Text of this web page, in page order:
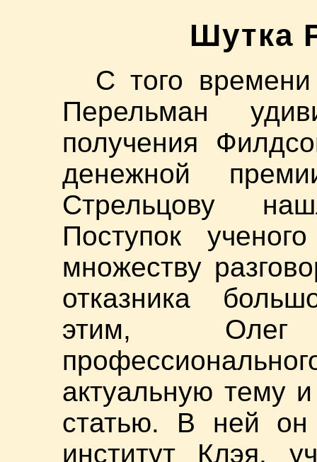
Шутка
С того времени
Перельман
получения
денежной
Стрельцову
Поступок
множеству
отказника
этим, Олег
актуальную тему
статью. В ней он
институт Клэя,